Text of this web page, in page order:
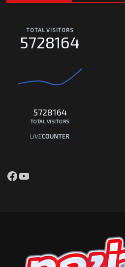
TOTAL VISITORS
5728164
5728164
TOTAL VISITORS
Facebook
YouTube